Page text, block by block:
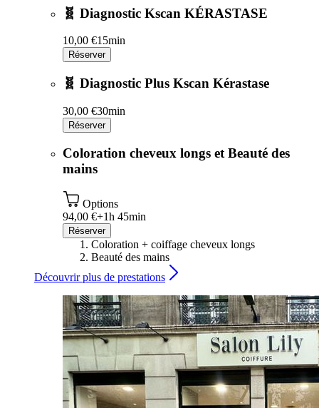
🧬 Diagnostic Kscan KÉRASTASE
10,00 €15min
Réserver
🧬 Diagnostic Plus Kscan Kérastase
30,00 €30min
Réserver
Coloration cheveux longs et Beauté des
mains
Options
94,00 €+1h 45min
Réserver
Coloration + coiffage cheveux longs
Beauté des mains
Découvrir plus de prestations